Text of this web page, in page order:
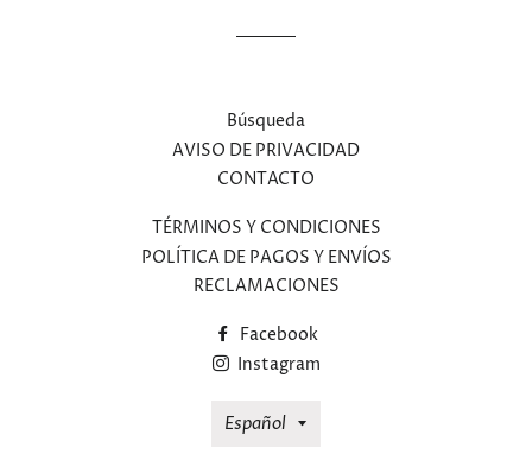
Búsqueda
AVISO DE PRIVACIDAD
CONTACTO
TÉRMINOS Y CONDICIONES
POLÍTICA DE PAGOS Y ENVÍOS
RECLAMACIONES
Facebook
Instagram
Idioma
Español